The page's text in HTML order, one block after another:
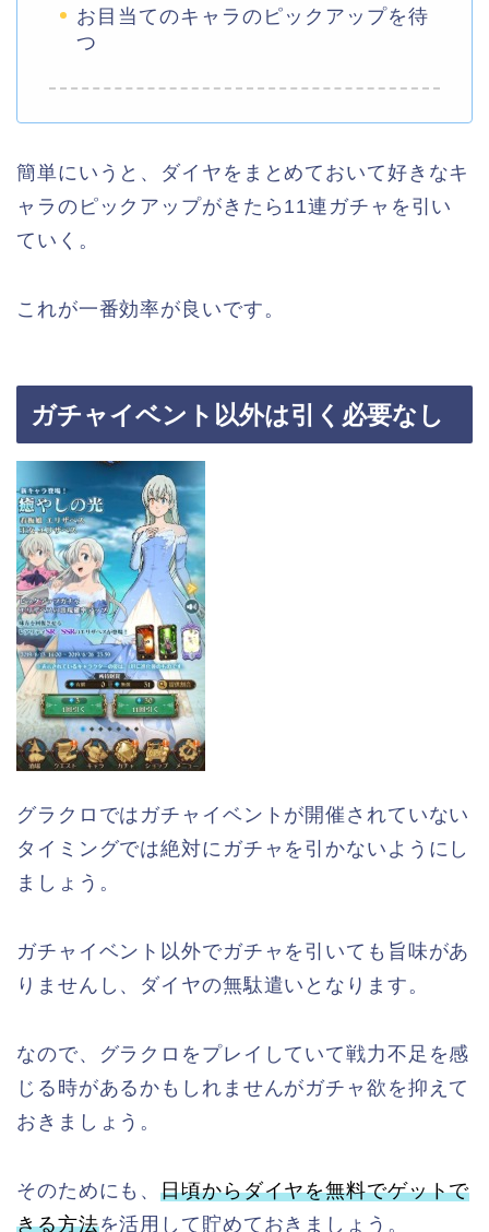
お目当てのキャラのピックアップを待
つ
簡単にいうと、ダイヤをまとめておいて好きなキ
ャラのピックアップがきたら11連ガチャを引い
ていく。
これが一番効率が良いです。
ガチャイベント以外は引く必要なし
グラクロではガチャイベントが開催されていない
タイミングでは絶対にガチャを引かないようにし
ましょう。
ガチャイベント以外でガチャを引いても旨味があ
りませんし、ダイヤの無駄遣いとなります。
なので、グラクロをプレイしていて戦力不足を感
じる時があるかもしれませんがガチャ欲を抑えて
おきましょう。
そのためにも、日頃からダイヤを無料でゲットで
きる方法を活用して貯めておきましょう。